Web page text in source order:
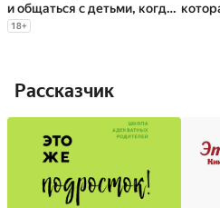
и общаться с детьми, когда
они взрослеют
18+
Рассказчик